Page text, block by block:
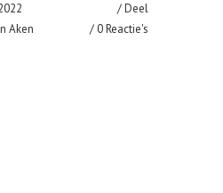
Aken
Deel
0 Reactie's